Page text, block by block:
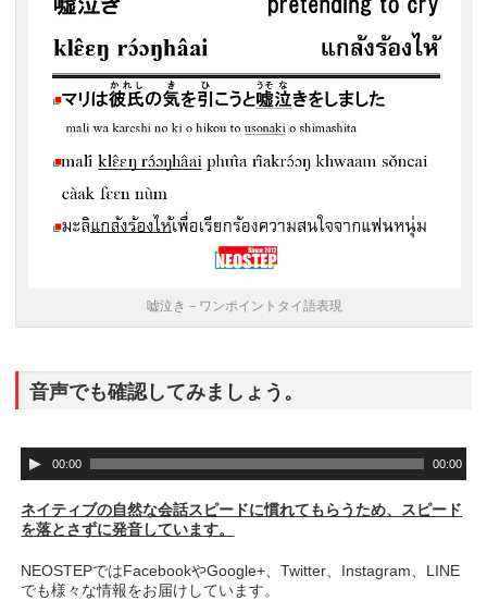
嘘泣き－ワンポイントタイ語表現
音声でも確認してみましょう。
音
声
レ
ー
ー
00:00 00:00
ネイティブの自然な会話スピードに慣れてもらうため、スピード
を落とさずに発音しています。
NEOSTEPではFacebookやGoogle+、Twitter、Instagram、LINE
でも様々な情報をお届けしています。